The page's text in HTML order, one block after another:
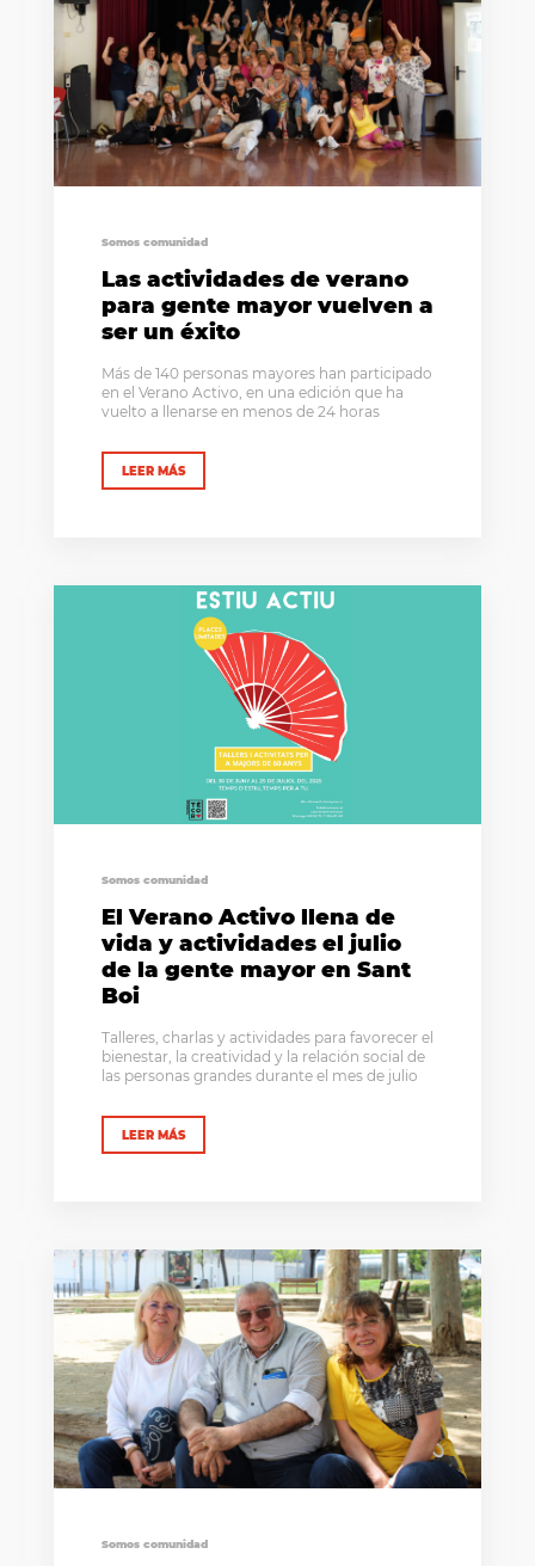
Somos comunidad
Las actividades de verano
para gente mayor vuelven a
ser un éxito
Más de 140 personas mayores han participado
en el Verano Activo, en una edición que ha
vuelto a llenarse en menos de 24 horas
LEER MÁS
Somos comunidad
El Verano Activo llena de
vida y actividades el julio
de la gente mayor en Sant
Boi
Talleres, charlas y actividades para favorecer el
bienestar, la creatividad y la relación social de
las personas grandes durante el mes de julio
LEER MÁS
Somos comunidad